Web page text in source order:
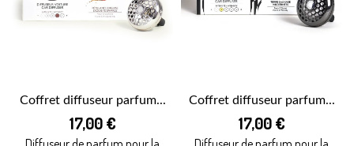
Coffret diffuseur parfum...
17,00 €
Coffret diffuseur parfum...
17,00 €